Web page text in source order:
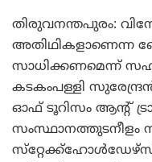
തിരുവനന്തപുരം:
അതിഥികളാണെന്ന
സാധിക്കണമെന്ന്
കടകംപള്ളി
ഓഫ് ടൂറിസം ആന്റ്
സംസ്ഥാനത്തുടനീളം